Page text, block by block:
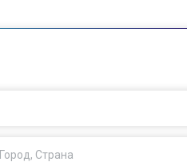
Город, Страна